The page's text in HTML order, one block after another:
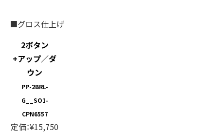
■グロス仕上げ
2ボタン
+アップ／ダ
ウン
PP-2BRL-
G__SO1-
CPN6557
定価：¥15,750